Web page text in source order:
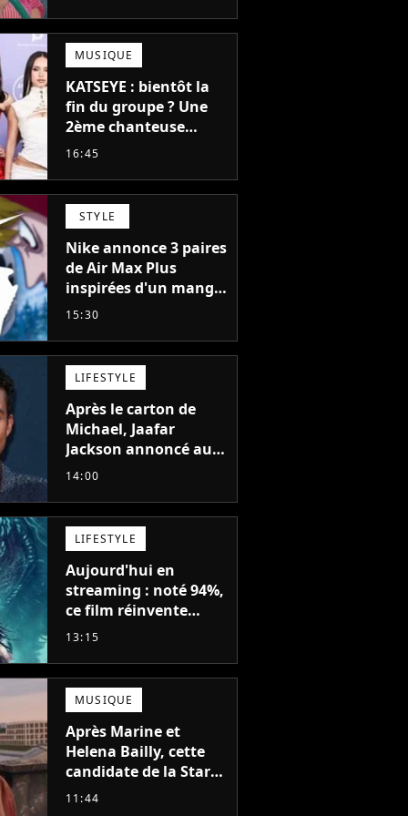
pensais ne plus
jamais chanter"
MUSIQUE
KATSEYE : bientôt la
fin du groupe ? Une
2ème chanteuse
s'éloigne en 6 mois,
décision n’a pas été
facile"
16:45
STYLE
Nike annonce 3 paires
de Air Max Plus
inspirées d'un manga
culte de 1190
tomes
15:30
LIFESTYLE
Après le carton de
Michael, Jaafar
Jackson annoncé au
casting d'un film
Smith
14:00
LIFESTYLE
Aujourd'hui en
streaming : noté 94%,
ce film réinvente
complètement cette
fiction vieille de 40
ans
13:15
MUSIQUE
Après Marine et
Helena Bailly, cette
candidate de la Star
Academy adorée du
11:44